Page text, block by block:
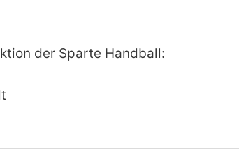
der Sparte Handball: